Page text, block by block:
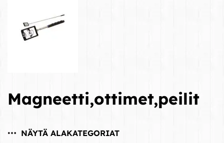
Magneetti,ottimet,peilit
NÄYTÄ ALAKATEGORIAT